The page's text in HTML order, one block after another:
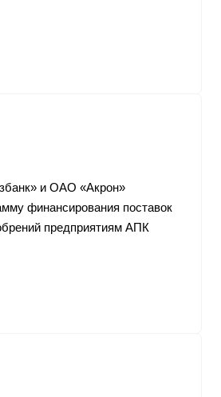
и ОАО «Акрон»
финансирования поставок
предприятиям АПК